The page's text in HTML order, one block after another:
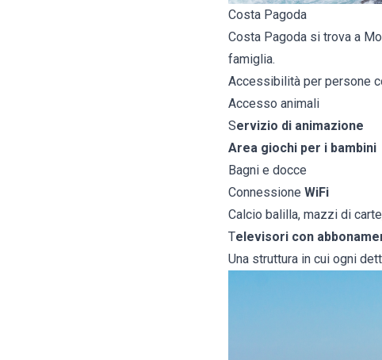
Costa Pagoda
Costa Pagoda si trova a
famiglia.
Accessibilità per persone
Accesso animali
Servizio di animazione
Area giochi per i bambini
Bagni e docce
Connessione WiFi
Calcio balilla, mazzi di
Televisori con
Una struttura in cui ogni